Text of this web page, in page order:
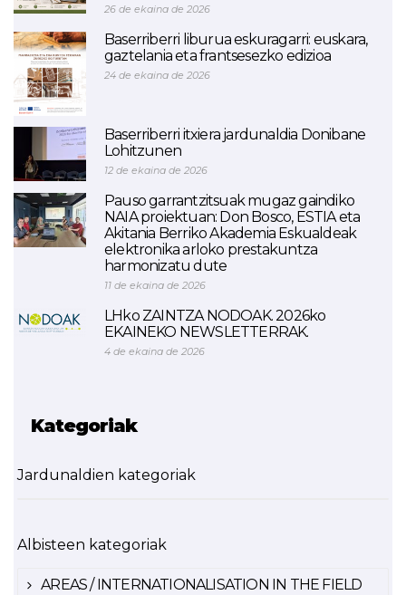
26 de ekaina de 2026
Baserriberri liburua eskuragarri: euskara,
gaztelania eta frantsesezko edizioa
24 de ekaina de 2026
Baserriberri itxiera jardunaldia Donibane
Lohitzunen
12 de ekaina de 2026
Pauso garrantzitsuak mugaz gaindiko
NAIA proiektuan: Don Bosco, ESTIA eta
Akitania Berriko Akademia Eskualdeak
elektronika arloko prestakuntza
harmonizatu dute
11 de ekaina de 2026
LHko ZAINTZA NODOAK. 2026ko
EKAINEKO NEWSLETTERRAK.
4 de ekaina de 2026
Kategoriak
Jardunaldien kategoriak
Albisteen kategoriak
AREAS / INTERNATIONALISATION IN THE FIELD